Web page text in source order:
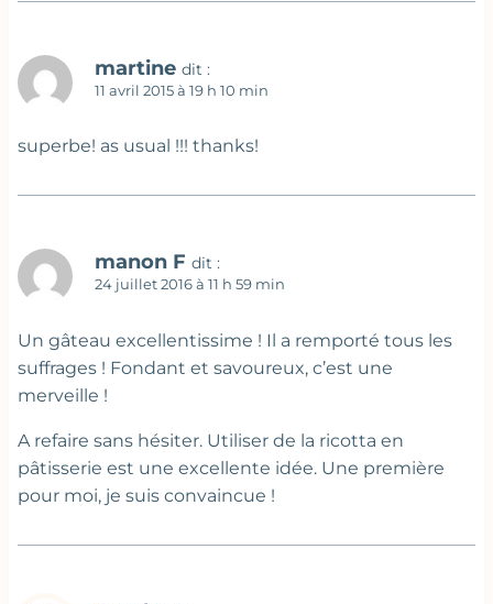
martine dit :
11 avril 2015 à 19 h 10 min
superbe! as usual !!! thanks!
manon F dit :
24 juillet 2016 à 11 h 59 min
Un gâteau excellentissime ! Il a remporté tous les
suffrages ! Fondant et savoureux, c’est une
merveille !
A refaire sans hésiter. Utiliser de la ricotta en
pâtisserie est une excellente idée. Une première
pour moi, je suis convaincue !